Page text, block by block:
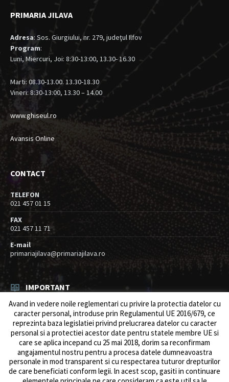
PRIMARIA JILAVA
Adresa: Sos. Giurgiului, nr. 279, judeţul Ilfov
Program:
Luni, Miercuri, Joi: 8:30-13:00, 13.30- 16.30
Marti: 08.30-13.00. 13.30-18.30
Vineri: 8:30-13:00, 13.30 – 14.00
www.ghiseul.ro
Avansis Online
CONTACT
TELEFON
021 457 01 15
FAX
021 457 11 71
E-mail
primariajilava@primariajilava.ro
IMPORTANT
Rezultat concurs expert – proba scrisa
06/08/2026 inResurse umane / Achizitii
Anunt concurs
05/08/2026 Resurse umane / Achizitii
Avand in vedere noile reglementari cu privire la protectia datelor cu
caracter personal, introduse prin Regulamentul UE 2016/679, ce
reprezinta baza legislatiei privind prelucrarea datelor cu caracter
personal si a protectiei acestor date pentru statele membre UE si
care se aplica incepand cu 25 mai 2018, dorim sa reconfirmam
angajamentul nostru pentru a procesa datele dumneavoastra
personale in mod transparent si cu respectarea tuturor drepturilor
de care beneficiati conform legii. ln acest scop, gasiti in continuare